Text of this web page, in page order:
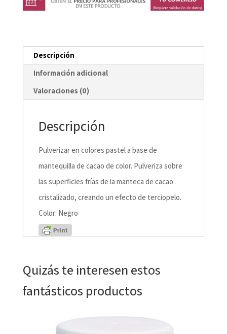
Descripción
Información adicional
Valoraciones (0)
Descripción
Pulverizar en colores pastel a base de
mantequilla de cacao de color. Pulveriza sobre
las superficies frías de la manteca de cacao
cristalizado, creando un efecto de terciopelo.
Color: Negro
Quizás te interesen estos
fantásticos productos